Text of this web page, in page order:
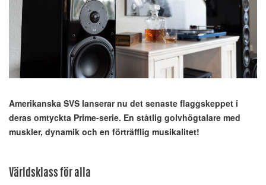
Amerikanska SVS lanserar nu det senaste flaggskeppet i
deras omtyckta Prime-serie. En ståtlig golvhögtalare med
muskler, dynamik och en förträfflig musikalitet!
Världsklass för alla